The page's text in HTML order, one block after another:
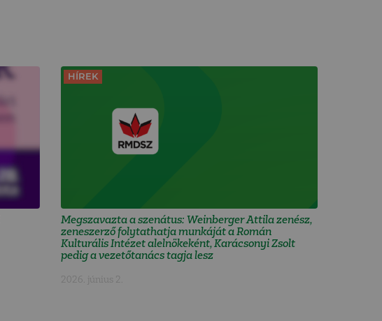
HÍREK
Megszavazta a szenátus: Weinberger Attila zenész,
zeneszerző folytathatja munkáját a Román
Kulturális Intézet alelnökeként, Karácsonyi Zsolt
pedig a vezetőtanács tagja lesz
2026. június 2.